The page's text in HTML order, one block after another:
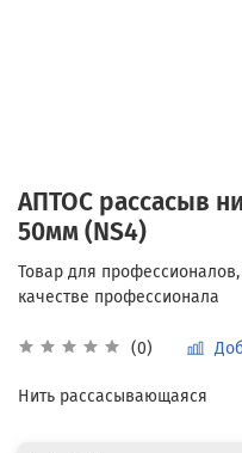
АПТОС рассасыв
50мм (NS4)
(0)
Нить рассасывающаяся